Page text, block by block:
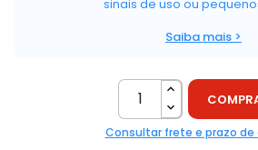
sinais de uso ou
Saiba mais >
Consultar frete e prazo de